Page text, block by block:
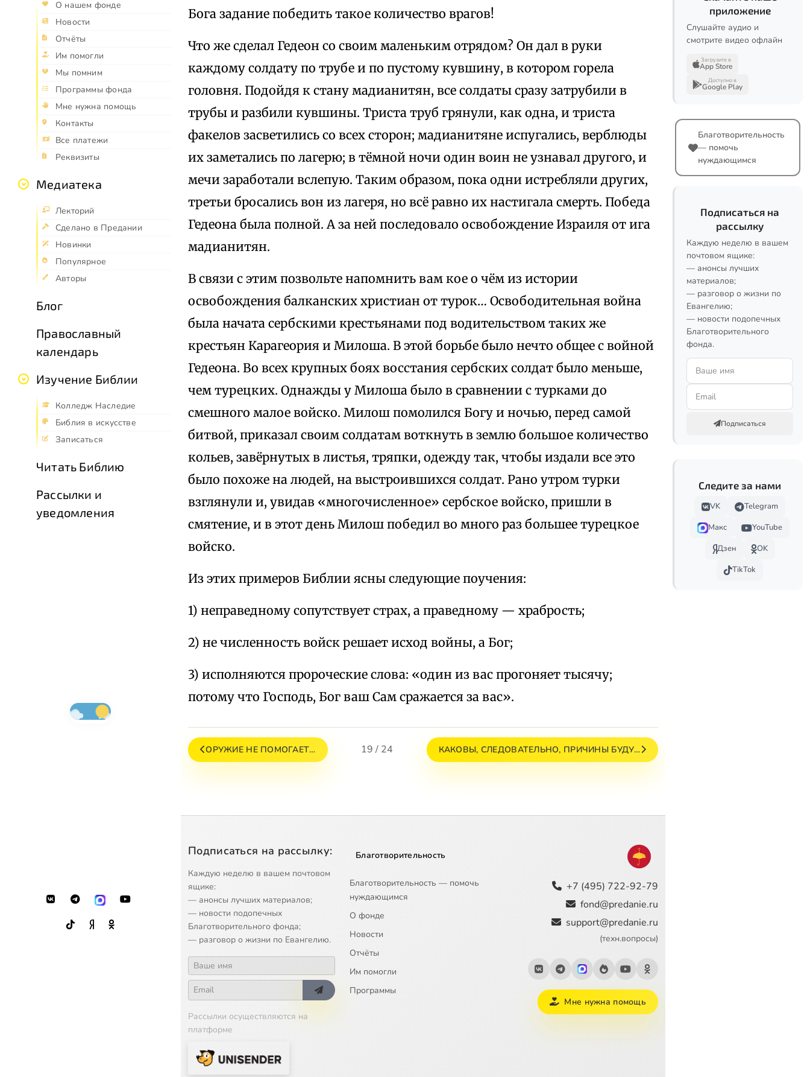
О нашем фонде
Новости
Отчёты
Им помогли
Мы помним
Программы фонда
Мне нужна помощь
Контакты
Все платежи
Реквизиты
Медиатека
Лекторий
Сделано в Предании
Новинки
Популярное
Авторы
Блог
Православный
календарь
Изучение Библии
Колледж Наследие
Библия в искусстве
Записаться
Читать Библию
Рассылки и
уведомления
Бога задание победить такое количество врагов!
Что же сделал Гедеон со своим маленьким отрядом? Он дал в руки
каждому солдату по трубе и по пустому кувшину, в котором горела
головня. Подойдя к стану мадианитян, все солдаты сразу затрубили в
трубы и разбили кувшины. Триста труб грянули, как одна, и триста
факелов засветились со всех сторон; мадианитяне испугались, верблюды
их заметались по лагерю; в тёмной ночи один воин не узнавал другого, и
мечи заработали вслепую. Таким образом, пока одни истребляли других,
третьи бросались вон из лагеря, но всё равно их настигала смерть. Победа
Гедеона была полной. А за ней последовало освобождение Израиля от ига
мадианитян.
В связи с этим позвольте напомнить вам кое о чём из истории
освобождения балканских христиан от турок… Освободительная война
была начата сербскими крестьянами под водительством таких же
крестьян Карагеория и Милоша. В этой борьбе было нечто общее с войной
Гедеона. Во всех крупных боях восстания сербских солдат было меньше,
чем турецких. Однажды у Милоша было в сравнении с турками до
смешного малое войско. Милош помолился Богу и ночью, перед самой
битвой, приказал своим солдатам воткнуть в землю большое количество
кольев, завёрнутых в листья, тряпки, одежду так, чтобы издали все это
было похоже на людей, на выстроившихся солдат. Рано утром турки
взглянули и, увидав «многочисленное» сербское войско, пришли в
смятение, и в этот день Милош победил во много раз большее турецкое
войско.
Из этих примеров Библии ясны следующие поучения:
1) неправедному сопутствует страх, а праведному — храбрость;
2) не численность войск решает исход войны, а Бог;
3) исполняются пророческие слова: «один из вас прогоняет тысячу;
потому что Господь, Бог ваш Сам сражается за вас».
ОРУЖИЕ НЕ ПОМОГАЕТ… 19 / 24 КАКОВЫ, СЛЕДОВАТЕЛЬНО, ПРИЧИНЫ БУДУ…
Подписаться на рассылку:
Каждую неделю в вашем почтовом
ящике:
— анонсы лучших материалов;
— новости подопечных
Благотворительного фонда;
— разговор о жизни по Евангелию.
Рассылки осуществляются на
платформе
Благотворительность
Благотворительность — помочь
нуждающимся
О фонде
Новости
Отчёты
Им помогли
Программы
+7 (495) 722-92-79
fond@predanie.ru
support@predanie.ru
(техн.вопросы)
Мне нужна помощь
приложение
Слушайте аудио и
смотрите видео офлайн
Загрузите в
App Store
Доступно в
Google Play
Благотворительность
— помочь
нуждающимся
Подписаться на
рассылку
Каждую неделю в вашем
почтовом ящике:
— анонсы лучших
материалов;
— разговор о жизни по
Евангелию;
— новости подопечных
Благотворительного
фонда.
Подписаться
Следите за нами
VK
Telegram
Макс
YouTube
Дзен
OK
TikTok